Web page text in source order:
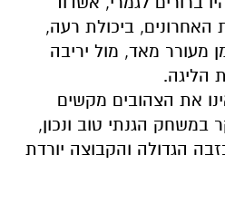
האחרונים, ביכולת רעה,
מעורר מאד, מול יריבה
הליגה.
את הצהובים מקשים
הגנתי טוב ונכון,
הגדולה והקבוצה יורדת